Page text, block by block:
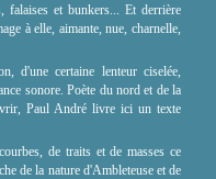
falaises et bunkers... Et derrière
à elle, aimante, nue, charnelle,
d'une certaine lenteur ciselée,
sonore. Poète du nord et de la
Paul André livre ici un texte
de traits et de masses ce
de la nature d'Ambleteuse et de